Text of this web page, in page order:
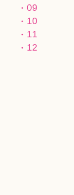
09
10
11
12